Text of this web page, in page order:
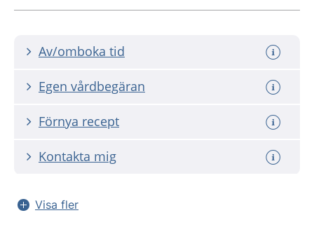
Av/omboka tid
Egen vårdbegäran
Förnya recept
Kontakta mig
Visa fler